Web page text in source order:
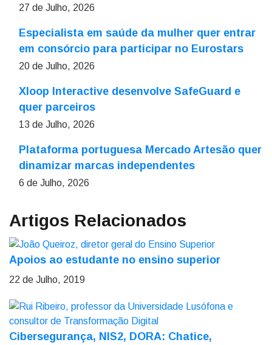
27 de Julho, 2026
Especialista em saúde da mulher quer entrar
em consórcio para participar no Eurostars
20 de Julho, 2026
Xloop Interactive desenvolve SafeGuard e
quer parceiros
13 de Julho, 2026
Plataforma portuguesa Mercado Artesão quer
dinamizar marcas independentes
6 de Julho, 2026
Artigos Relacionados
Apoios ao estudante no ensino superior
22 de Julho, 2019
Cibersegurança, NIS2, DORA: Chatice,